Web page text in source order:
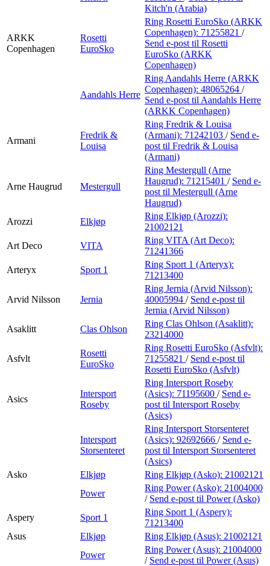
Kitch'n (Arabia)
ARKK
Copenhagen
Rosetti
EuroSko
Ring Rosetti EuroSko (ARKK
Copenhagen): 71255821 /
Send e-post til Rosetti
EuroSko (ARKK
Copenhagen)
Aandahls Herre
Ring Aandahls Herre (ARKK
Copenhagen): 48065264 /
Send e-post til Aandahls Herre
(ARKK Copenhagen)
Armani
Fredrik &
Louisa
Ring Fredrik & Louisa
(Armani): 71242103 / Send e-
post til Fredrik & Louisa
(Armani)
Arne Haugrud Mestergull
Ring Mestergull (Arne
Haugrud): 71215401 / Send e-
post til Mestergull (Arne
Haugrud)
Arozzi
Elkjøp
Ring Elkjøp (Arozzi):
21002121
Art Deco
VITA
Ring VITA (Art Deco):
71241366
Arteryx
Sport 1
Ring Sport 1 (Arteryx):
71213400
Arvid Nilsson Jernia
Ring Jernia (Arvid Nilsson):
40005994 / Send e-post til
Jernia (Arvid Nilsson)
Asaklitt
Clas Ohlson
Ring Clas Ohlson (Asaklitt):
23214000
Asfvlt
Rosetti
EuroSko
Ring Rosetti EuroSko (Asfvlt):
71255821 / Send e-post til
Rosetti EuroSko (Asfvlt)
Asics
Intersport
Roseby
Ring Intersport Roseby
(Asics): 71195600 / Send e-
post til Intersport Roseby
(Asics)
Intersport
Storsenteret
Ring Intersport Storsenteret
(Asics): 92692666 / Send e-
post til Intersport Storsenteret
(Asics)
Asko
Elkjøp Ring Elkjøp (Asko): 21002121
Power
Ring Power (Asko): 21004000
/ Send e-post til Power (Asko)
Aspery
Sport 1
Ring Sport 1 (Aspery):
71213400
Asus
Elkjøp Ring Elkjøp (Asus): 21002121
Power
Ring Power (Asus): 21004000
/ Send e-post til Power (Asus)